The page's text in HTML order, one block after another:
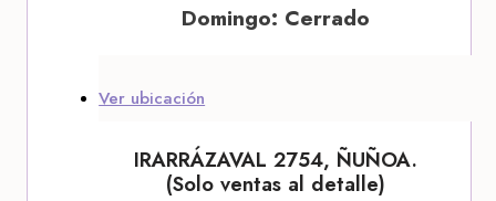
Domingo: Cerrado
Ver ubicación
IRARRÁZAVAL 2754, ÑUÑOA.
(Solo ventas al detalle)